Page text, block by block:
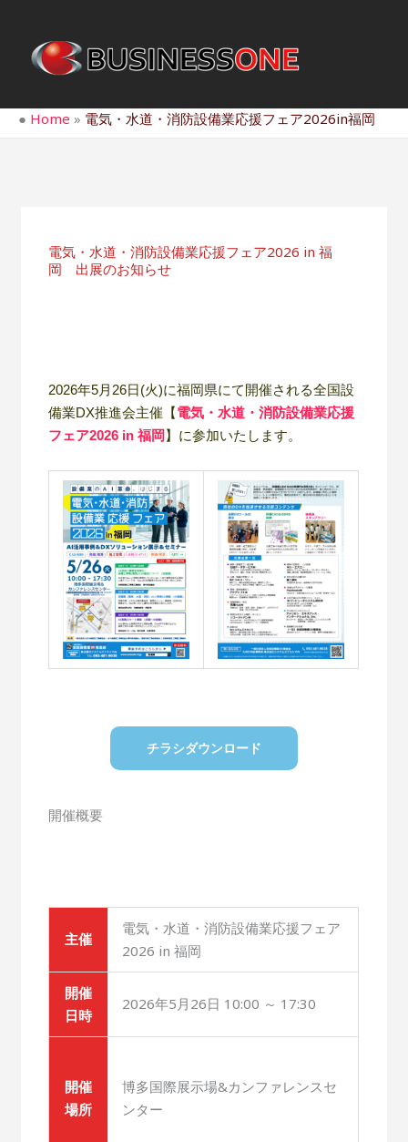
● Home » 電気・水道・消防設備業応援フェア2026in福岡
電気・水道・消防設備業応援フェア2026 in 福
岡 出展のお知らせ
2026年5月26日(火)に福岡県にて開催される全国設
備業DX推進会主催【電気・水道・消防設備業応援
フェア2026 in 福岡 】に参加いたします。
チラシダウンロード
開催概要
主催
電気・水道・消防設備業応援フェア
2026 in 福岡
開催
日時
2026年5月26日 10:00 ～ 17:30
開催
場所
博多国際展示場&カンファレンスセ
ンター